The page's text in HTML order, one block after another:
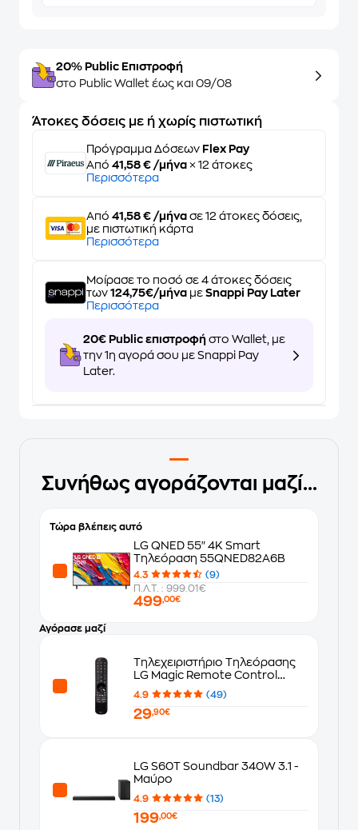
20% Public Επιστροφή
στο Public Wallet έως και 09/08
Άτοκες δόσεις με ή χωρίς πιστωτική
Πρόγραμμα Δόσεων Flex Pay
Από 41,58 € /μήνα × 12 άτοκες
Περισσότερα
Από 41,58 € /μήνα σε 12 άτοκες δόσεις,
με πιστωτική κάρτα
Περισσότερα
Μοίρασε το ποσό σε 4 άτοκες δόσεις
των 124,75€/μήνα με Snappi Pay Later
Περισσότερα
20€ Public επιστροφή στο Wallet, με
την 1η αγορά σου με Snappi Pay
Later.
Συνήθως αγοράζονται μαζί...
Τώρα βλέπεις αυτό
LG QNED 55" 4K Smart
Τηλεόραση 55QNED82A6B
4.3
(9)
Π.Λ.Τ. : 999.01€
499,00€
Αγόρασε μαζί
Τηλεχειριστήριο Τηλεόρασης
LG Magic Remote Control
MR25GB Universal - Μαύρο
4.9 (49)
29,90€
LG S60T Soundbar 340W 3.1 -
Μαύρο
4.9 (13)
199,00€